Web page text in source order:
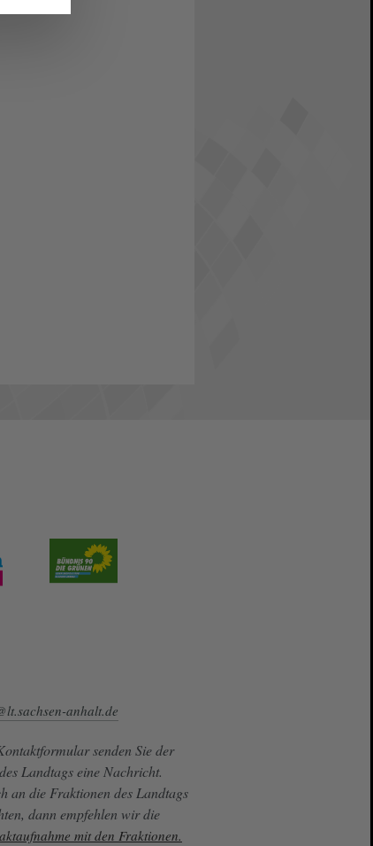
anhalt.de
senden Sie der
Landtags eine Nachricht.
an die Fraktionen des Landtags
dann empfehlen wir die
mit den Fraktionen.